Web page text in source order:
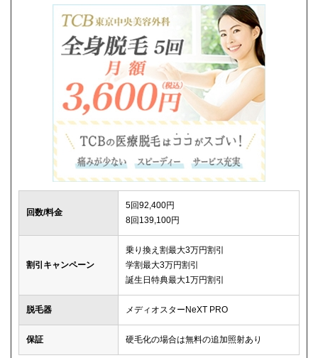
回数/料金
5回92,400円
8回139,100円
割引キャンペーン
乗り換え割最大3万円割引
学割最大3万円割引
誕生日特典最大1万円割引
脱毛器 メディオスターNeXT PRO
保証 硬毛化の場合は無料の追加照射あり